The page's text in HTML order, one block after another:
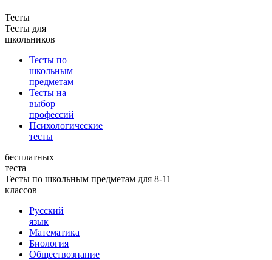
Тесты
Тесты для
школьников
Тесты по
школьным
предметам
Тесты на
выбор
профессий
Психологические
тесты
бесплатных
теста
Тесты по школьным предметам для 8-11
классов
Русский
язык
Математика
Биология
Обществознание